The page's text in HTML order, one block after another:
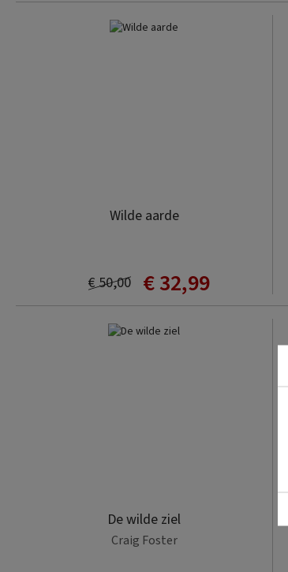
Wilde aarde
€ 32,99
€ 50,00
De wilde ziel
Craig Foster